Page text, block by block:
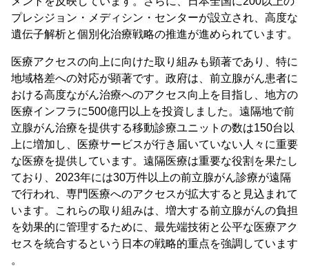
プレシジョン・メディシン・センターが設立され、高度な
遺伝子解析と個別化治療戦略の推進が進められています。
医療アクセスの向上に向けた取り組みも顕著であり、特に
地域格差への対応が顕著です。政府は、前立腺がん患者に
おける高度ながん治療へのアクセス向上を目指し、地方の
医療インフラに500億円以上を投資しました。遠隔地で前
立腺がん治療を提供する移動診療ユニットの数は150台以
上に増加し、医療サービスが行き届いていない人々に重要
な医療を提供しています。遠隔医療は重要な役割を果たし
ており、2023年には30万件以上の前立腺がん診療が遠隔
で行われ、専門医療へのアクセスが拡大すると見込まれて
います。これらの取り組みは、増大する前立腺がんの負担
を効果的に管理するために、最先端技術と公平な医療アク
セスを統合するという日本の戦略的重点を強調しています
。